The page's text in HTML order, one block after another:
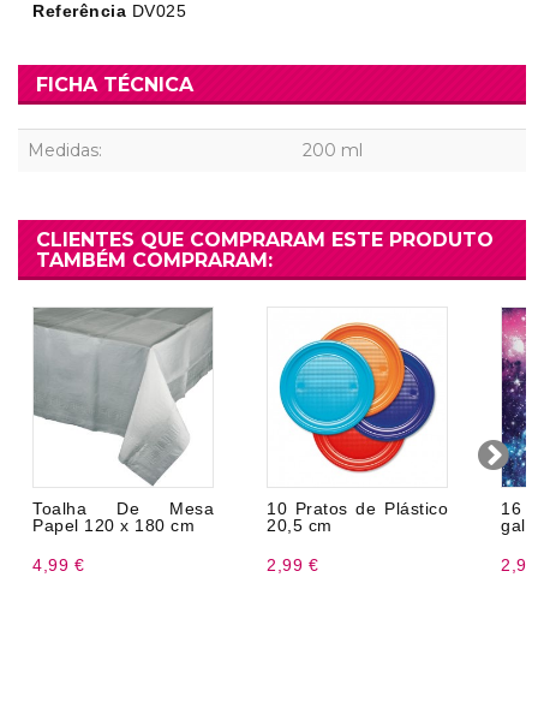
Referência DV025
FICHA TÉCNICA
Medidas: 200 ml
CLIENTES QUE COMPRARAM ESTE PRODUTO
TAMBÉM COMPRARAM:
Toalha De Mesa
Papel 120 x 180 cm
4,99 €
10 Pratos de Plástico
20,5 cm
2,99 €
16